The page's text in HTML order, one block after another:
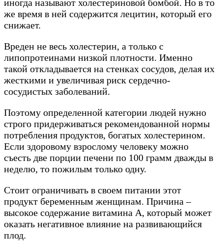
иногда называют холестериновой бомбой. Но в то
же время в ней содержится лецитин, который его
снижает.
Вреден не весь холестерин, а только с
липопротеинами низкой плотности. Именно
такой откладывается на стенках сосудов, делая их
жесткими и увеличивая риск сердечно-
сосудистых заболеваний.
Поэтому определенной категории людей нужно
строго придерживаться рекомендованной нормы
потребления продуктов, богатых холестерином.
Если здоровому взрослому человеку можно
съесть две порции печени по 100 грамм дважды в
неделю, то пожилым только одну.
Стоит ограничивать в своем питании этот
продукт беременным женщинам. Причина –
высокое содержание витамина А, который может
оказать негативное влияние на развивающийся
плод.